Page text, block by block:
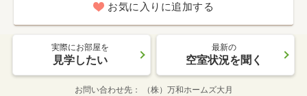
お気に入りに追加する
実際にお部屋を
見学したい
最新の
空室状況を聞く
お問い合わせ先 （株）万和ホームズ大月